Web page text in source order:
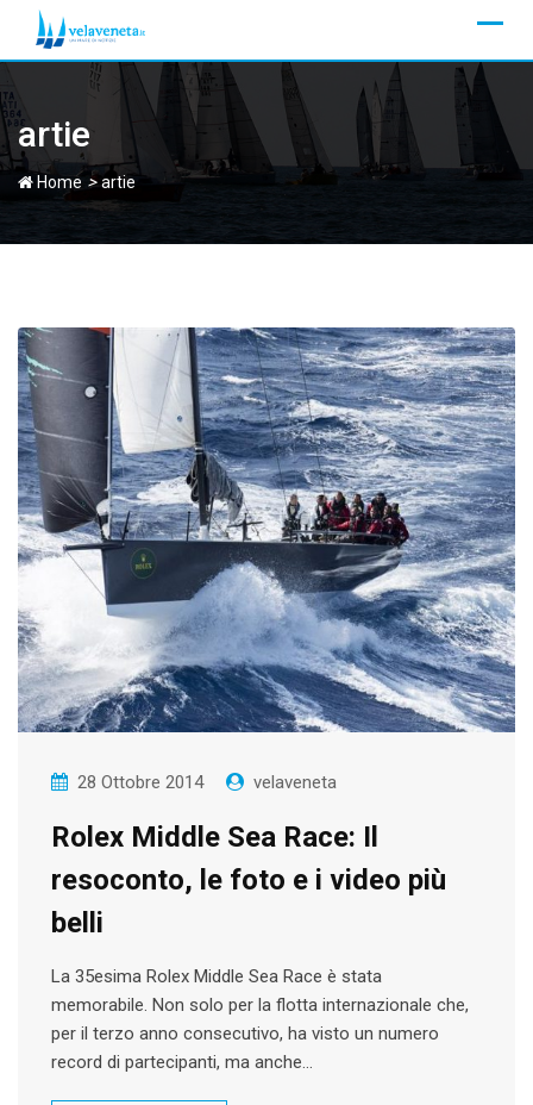
artie
Home >artie
28 Ottobre 2014 velaveneta
Rolex Middle Sea Race: Il
resoconto, le foto e i video più
belli
La 35esima Rolex Middle Sea Race è stata
memorabile. Non solo per la flotta internazionale che,
per il terzo anno consecutivo, ha visto un numero
record di partecipanti, ma anche…